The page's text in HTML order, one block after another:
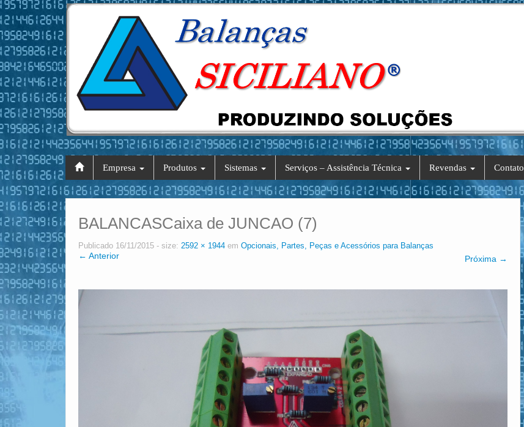
Empresa Produtos Sistemas Serviços – Assistência Técnica Revendas Contato
BALANCASCaixa de JUNCAO (7)
Publicado 16/11/2015 - size: 2592 × 1944 em Opcionais, Partes, Peças e Acessórios para Balanças
← Anterior Próxima →